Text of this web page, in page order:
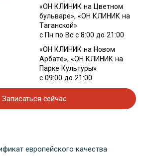
«ОН КЛИНИК на Цветном
бульваре», «ОН КЛИНИК на
Таганской»
с Пн по Вс с 8:00 до 21:00
«ОН КЛИНИК на Новом
Арбате», «ОН КЛИНИК на
Парке Культуры»
с 09:00 до 21:00
Записаться сейчас
европейского качества